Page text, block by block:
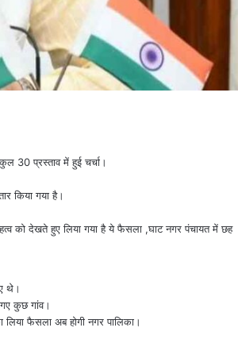
30 प्रस्ताव में हुई चर्चा।
किया गया है।
को देखते हुए लिया गया है ये फैसला ,घाट नगर पंचायत में छह
थे।
गए कुछ गांव।
फैसला अब होगी नगर पालिका।